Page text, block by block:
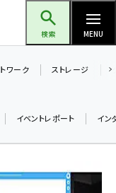
検索 MENU
勝利の絆～ (2315)
ワーク ストレージ
イベントレポート イン